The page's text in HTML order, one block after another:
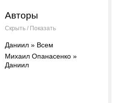
Авторы
Скрыть / Показать
Даниил » Всем
Михаил Опанасенко »
Даниил